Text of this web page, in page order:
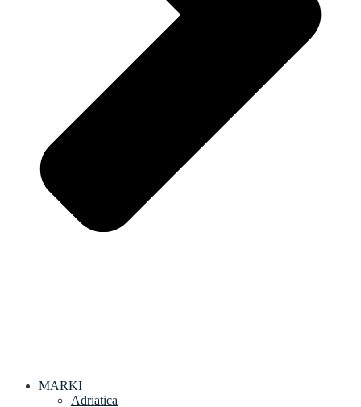
MARKI
Adriatica